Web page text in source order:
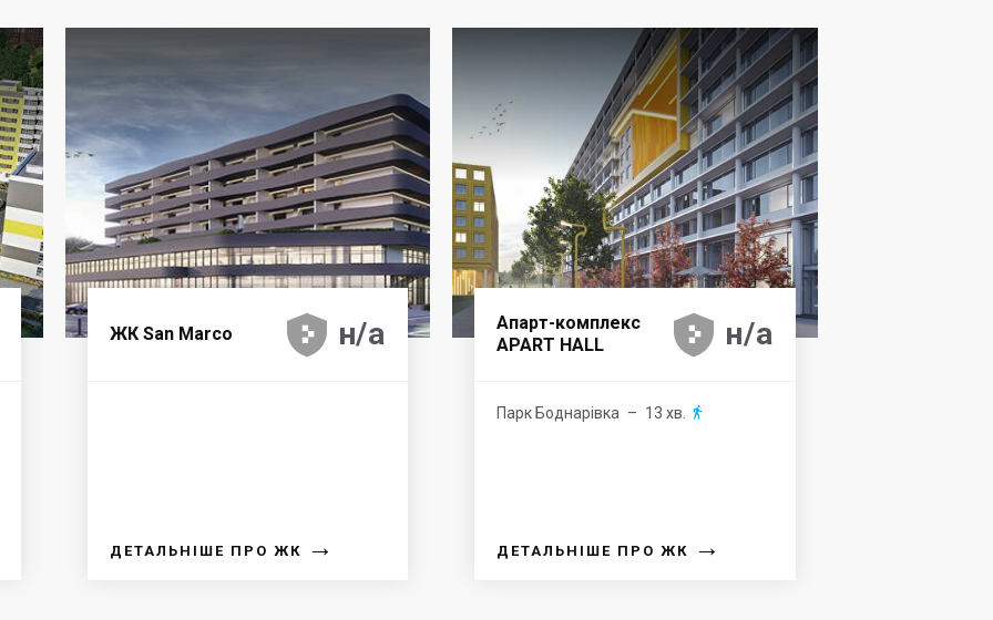
ЖК San Marco 



 н/а
ДЕТАЛЬНІШЕ ПРО ЖК →
Апарт-комплекс
APART HALL




 н/а
Парк Боднарівка – 13 хв. 
ДЕТАЛЬНІШЕ ПРО ЖК →